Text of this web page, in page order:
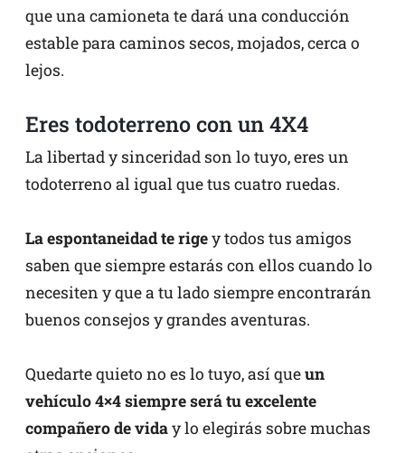
que una camioneta te dará una conducción
estable para caminos secos, mojados, cerca o
lejos.
Eres todoterreno con un 4X4
La libertad y sinceridad son lo tuyo, eres un
todoterreno al igual que tus cuatro ruedas.
La espontaneidad te rigey todos tus amigos
saben que siempre estarás con ellos cuando lo
necesiten y que a tu lado siempre encontrarán
buenos consejos y grandes aventuras.
Quedarte quieto no es lo tuyo, así queun
vehículo 4×4 siempre será tu excelente
compañero de viday lo elegirás sobre muchas